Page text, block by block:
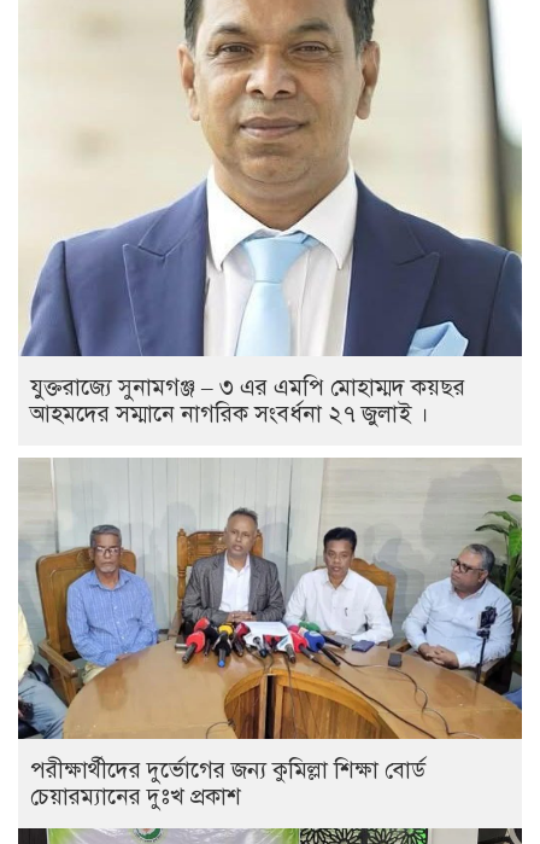
যুক্তরাজ্যে সুনামগঞ্জ – ৩ এর এমপি মোহাম্মদ কয়ছর
আহমদের সম্মানে নাগরিক সংবর্ধনা ২৭ জুলাই ।
পরীক্ষার্থীদের দুর্ভোগের জন্য কুমিল্লা শিক্ষা বোর্ড
চেয়ারম্যানের দুঃখ প্রকাশ